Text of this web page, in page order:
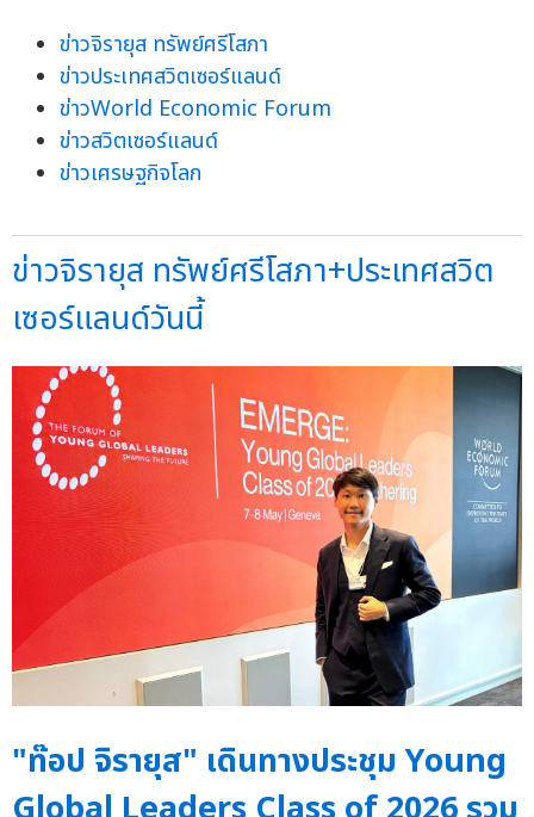
ข่าวจิรายุส ทรัพย์ศรีโสภา
ข่าวประเทศสวิตเซอร์แลนด์
ข่าวWorld Economic Forum
ข่าวสวิตเซอร์แลนด์
ข่าวเศรษฐกิจโลก
ข่าวจิรายุส ทรัพย์ศรีโสภา+ประเทศสวิต
เซอร์แลนด์วันนี้
"ท๊อป จิรายุส" เดินทางประชุม Young